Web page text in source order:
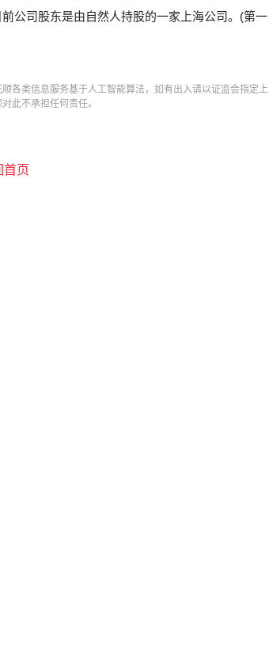
公司股东是由自然人持股的一家上海公司。(第一
各类信息服务基于人工智能算法，如有出入请以证监会指定上
此不承担任何责任。
首页